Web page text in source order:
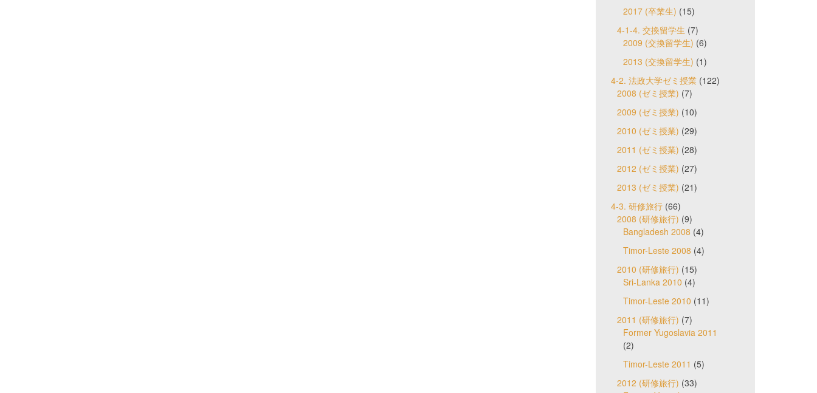
2017 (卒業生) (15)
4-1-4. 交換留学生 (7)
2009 (交換留学生) (6)
2013 (交換留学生) (1)
4-2. 法政大学ゼミ授業(122)
2008 (ゼミ授業) (7)
2009 (ゼミ授業) (10)
2010 (ゼミ授業) (29)
2011 (ゼミ授業) (28)
2012 (ゼミ授業) (27)
2013 (ゼミ授業) (21)
4-3. 研修旅行(66)
2008 (研修旅行) (9)
Bangladesh 2008 (4)
Timor-Leste 2008 (4)
2010 (研修旅行) (15)
Sri-Lanka 2010 (4)
Timor-Leste 2010 (11)
2011 (研修旅行) (7)
Former Yugoslavia 2011
(2)
Timor-Leste 2011 (5)
2012 (研修旅行) (33)